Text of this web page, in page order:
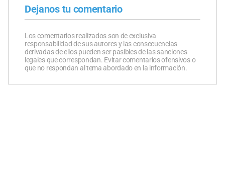
Dejanos tu comentario
Los comentarios realizados son de exclusiva
responsabilidad de sus autores y las consecuencias
derivadas de ellos pueden ser pasibles de las sanciones
legales que correspondan. Evitar comentarios ofensivos o
que no respondan al tema abordado en la información.